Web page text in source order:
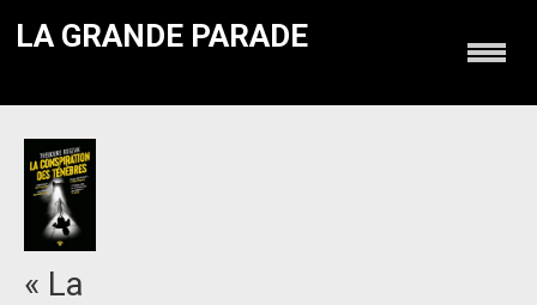
LA GRANDE PARADE
« La